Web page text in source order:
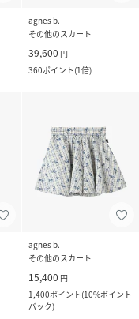
agnes b.
その他のスカート
39,600 円
360ポイント(1倍)
agnes b.
その他のスカート
15,400 円
1,400ポイント(10%ポイント
バック)